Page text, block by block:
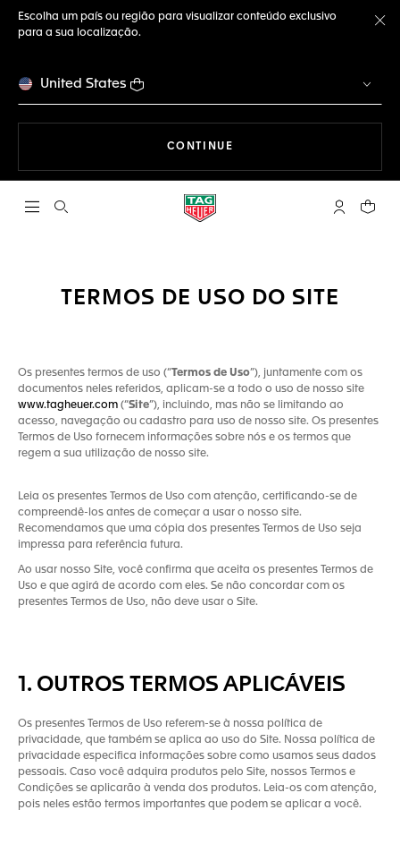
Escolha um país ou região para visualizar conteúdo exclusivo
para a sua localização.
United States
CONTINUE
Abrir a busca Conta My
Seu
TERMOS DE USO DO SITE
Os presentes termos de uso (“Termos de Uso”), juntamente com os
documentos neles referidos, aplicam-se a todo o uso de nosso site
www.tagheuer.com (“Site”), incluindo, mas não se limitando ao
acesso, navegação ou cadastro para uso de nosso site. Os presentes
Termos de Uso fornecem informações sobre nós e os termos que
regem a sua utilização de nosso site.
Leia os presentes Termos de Uso com atenção, certificando-se de
compreendê-los antes de começar a usar o nosso site.
Recomendamos que uma cópia dos presentes Termos de Uso seja
impressa para referência futura.
Ao usar nosso Site, você confirma que aceita os presentes Termos de
Uso e que agirá de acordo com eles. Se não concordar com os
presentes Termos de Uso, não deve usar o Site.
1. OUTROS TERMOS APLICÁVEIS
Os presentes Termos de Uso referem-se à nossa política de
privacidade, que também se aplica ao uso do Site. Nossa política de
privacidade especifica informações sobre como usamos seus dados
pessoais. Caso você adquira produtos pelo Site, nossos Termos e
Condições se aplicarão à venda dos produtos. Leia-os com atenção,
pois neles estão termos importantes que podem se aplicar a você.